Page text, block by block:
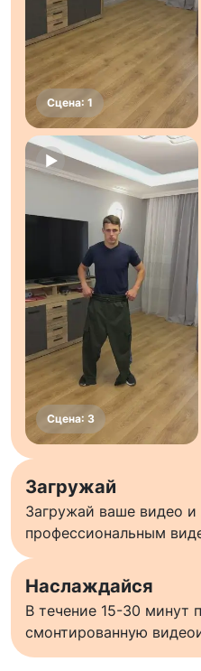
Загружай
Загружай ваше видео и
профессиональным
Наслаждайся
В течение 15-30 минут
смонтированную